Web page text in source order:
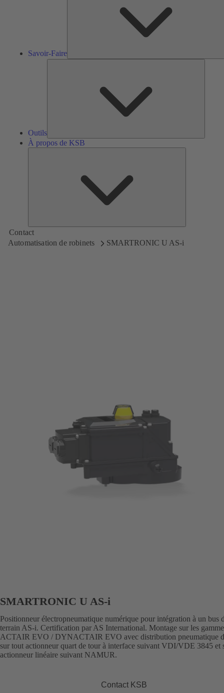
Savoir-Faire
Outils
À propos de KSB
Contact
Automatisation de robinets
SMARTRONIC U AS-i
SMARTRONIC U AS-i
Positionneur électropneumatique numérique pour intégration à un bus
terrain AS-i. Certification par AS International. Montage sur les
ACTAIR EVO / DYNACTAIR EVO avec distribution pneumatique
sur tout actionneur quart de tour à interface suivant VDI/VDE 3845 et
actionneur linéaire suivant NAMUR.
Contact KSB